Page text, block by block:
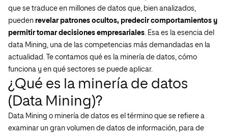
que se traduce en millones de datos que, bien analizados,
pueden revelar patrones ocultos, predecir comportamientos y
permitir tomar decisiones empresariales. Esa es la esencia del
data Mining, una de las competencias más demandadas en la
actualidad. Te contamos qué es la minería de datos, cómo
funciona y en qué sectores se puede aplicar.
¿Qué es la minería de datos
(Data Mining)?
Data Mining o minería de datos es el término que se refiere a
examinar un gran volumen de datos de información, para de